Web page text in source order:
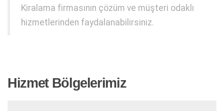
Kiralama firmasının çözüm ve müşteri odaklı
hizmetlerinden faydalanabilirsiniz.
Hizmet Bölgelerimiz